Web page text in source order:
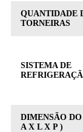
QUANTIDADE
TORNEIRAS
SISTEMA DE
DIMENSÃO
A X L X P )